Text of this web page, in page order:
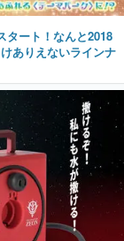
タート！なんと2018
ありえないラインナ